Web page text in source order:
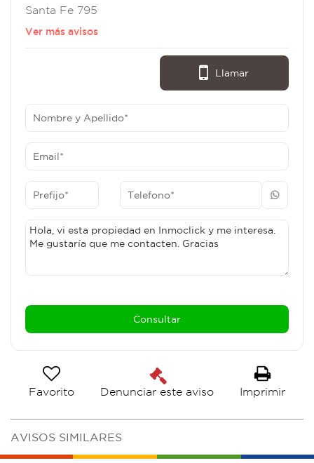
Santa Fe 795
Ver más avisos
Llamar
Favorito Denunciar este aviso Imprimir
AVISOS SIMILARES